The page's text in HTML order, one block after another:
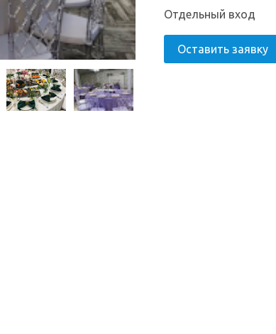
Отдельный вход
Оставить заявку